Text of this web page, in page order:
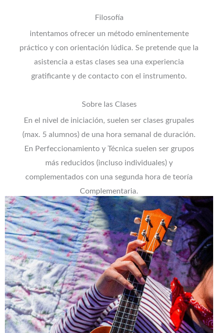
Filosofía
intentamos ofrecer un método eminentemente
práctico y con orientación lúdica. Se pretende que la
asistencia a estas clases sea una experiencia
gratificante y de contacto con el instrumento.
Sobre las Clases
En el nivel de iniciación, suelen ser clases grupales
(max. 5 alumnos) de una hora semanal de duración.
En Perfeccionamiento y Técnica suelen ser grupos
más reducidos (incluso individuales) y
complementados con una segunda hora de teoría
Complementaria.